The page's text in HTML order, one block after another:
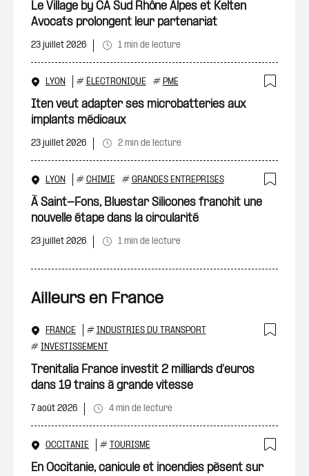
Le Village by CA Sud Rhône Alpes et Kelten
Avocats prolongent leur partenariat
23 juillet 2026 1 min de lecture
LYON # ÉLECTRONIQUE # PME
Iten veut adapter ses microbatteries aux
implants médicaux
23 juillet 2026 2 min de lecture
LYON # CHIMIE # GRANDES ENTREPRISES
À Saint-Fons, Bluestar Silicones franchit une
nouvelle étape dans la circularité
23 juillet 2026 1 min de lecture
Ailleurs en France
FRANCE # INDUSTRIES DU TRANSPORT
# INVESTISSEMENT
Trenitalia France investit 2 milliards d’euros
dans 19 trains à grande vitesse
7 août 2026 4 min de lecture
OCCITANIE # TOURISME
En Occitanie, canicule et incendies pèsent sur